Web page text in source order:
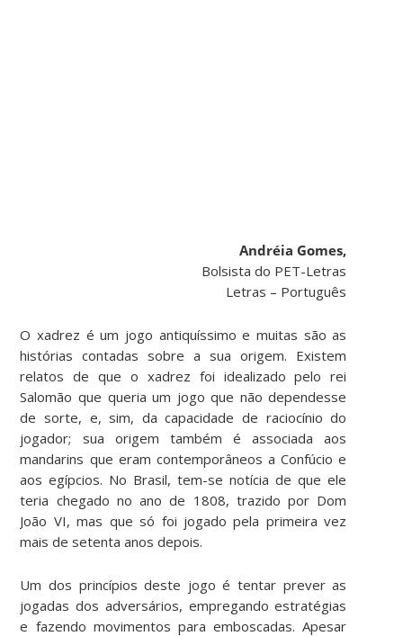
Andréia Gomes,
Bolsista do PET-Letras
Letras – Português
O xadrez é um jogo antiquíssimo e muitas são as
histórias contadas sobre a sua origem. Existem
relatos de que o xadrez foi idealizado pelo rei
Salomão que queria um jogo que não dependesse
de sorte, e, sim, da capacidade de raciocínio do
jogador; sua origem também é associada aos
mandarins que eram contemporâneos a Confúcio e
aos egípcios. No Brasil, tem-se notícia de que ele
teria chegado no ano de 1808, trazido por Dom
João VI, mas que só foi jogado pela primeira vez
mais de setenta anos depois.
Um dos princípios deste jogo é tentar prever as
jogadas dos adversários, empregando estratégias
e fazendo movimentos para emboscadas. Apesar